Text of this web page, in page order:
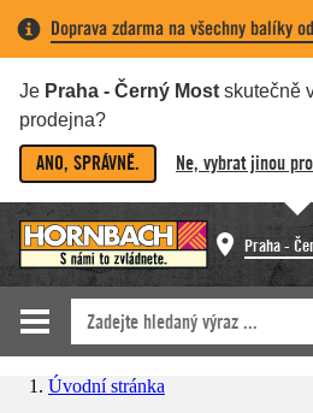
Doprava zdarma na všechny balíky
Je Praha - Černý Most skutečně
prodejna?
ANO, SPRÁVNĚ. Ne, vybrat jinou
Praha -
Úvodní stránka